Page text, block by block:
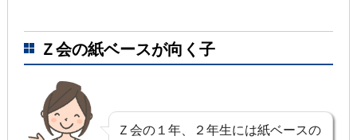
Ｚ会の紙ベースが向く子
Ｚ会の１年、２年生には紙ベースの